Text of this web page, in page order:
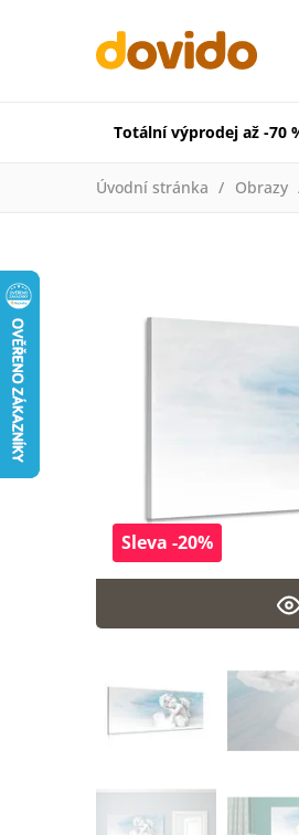
Totální výprodej až -70
Úvodní stránka Obrazy
Sleva -20%